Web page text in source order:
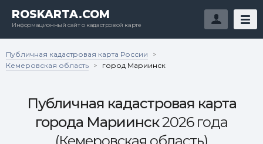
ROSKARTA.COM
Информационный сайт о кадастровой карте
Публичная кадастровая карта России
>
Кемеровская область > город Мариинск
Публичная кадастровая карта
города Мариинск2026 года
(Кемеровская область)